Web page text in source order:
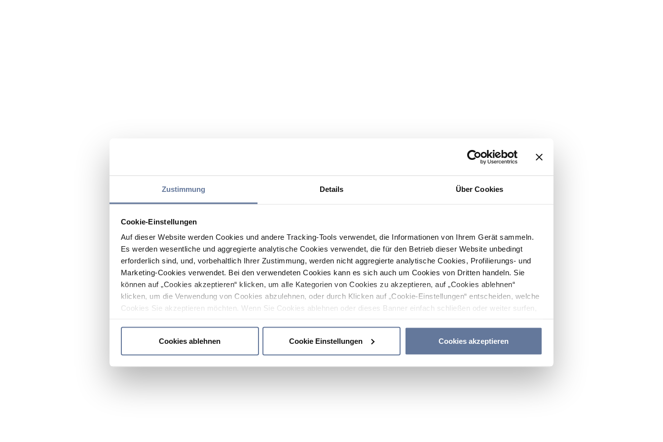
Zustimmung Details Über Cookies
Cookie-Einstellungen
Auf dieser Website werden Cookies und andere Tracking-Tools verwendet, die Informationen von Ihrem Gerät sammeln.
Es werden wesentliche und aggregierte analytische Cookies verwendet, die für den Betrieb dieser Website unbedingt
erforderlich sind, und, vorbehaltlich Ihrer Zustimmung, werden nicht aggregierte analytische Cookies, Profilierungs- und
Marketing-Cookies verwendet. Bei den verwendeten Cookies kann es sich auch um Cookies von Dritten handeln. Sie
können auf „Cookies akzeptieren“ klicken, um alle Kategorien von Cookies zu akzeptieren, auf „Cookies ablehnen“
klicken, um die Verwendung von Cookies abzulehnen, oder durch Klicken auf „Cookie-Einstellungen“ entscheiden, welche
Cookies Sie akzeptieren möchten. Wenn Sie Cookies ablehnen oder dieses Banner einfach schließen oder weiter surfen,
Cookies ablehnen
Cookie Einstellungen Cookies akzeptieren